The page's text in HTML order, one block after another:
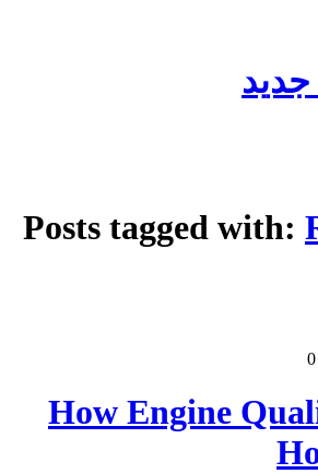
Posts tagged with:
0
How Engine